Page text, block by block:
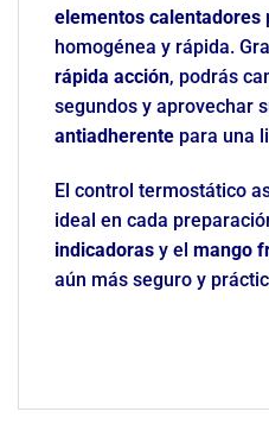
elementos calentadores
homogénea y rápida.
rápida acción, podrás
segundos y aprovechar
antiadherente para una
El control termostático
ideal en cada
indicadoras y el mango
aún más seguro y